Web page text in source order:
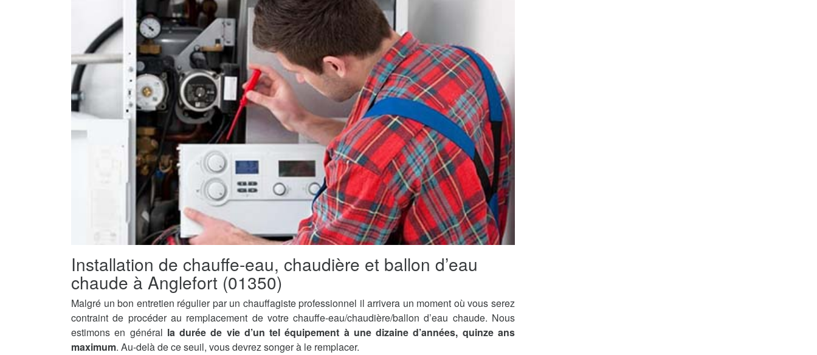
Installation de chauffe-eau, chaudière et ballon d’eau
chaude à Anglefort (01350)
Malgré un bon entretien régulier par un chauffagiste professionnel il arrivera un moment où vous serez
contraint de procéder au remplacement de votre chauffe-eau/chaudière/ballon d’eau chaude. Nous
estimons en général la durée de vie d’un tel équipement à une dizaine d’années, quinze ans
maximum. Au-delà de ce seuil, vous devrez songer à le remplacer.